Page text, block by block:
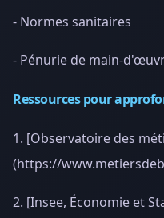
- Normes sanitaires
- Pénurie de main-
Ressources pour
1. [Observatoire des
(https://
2. [Insee, Économie et